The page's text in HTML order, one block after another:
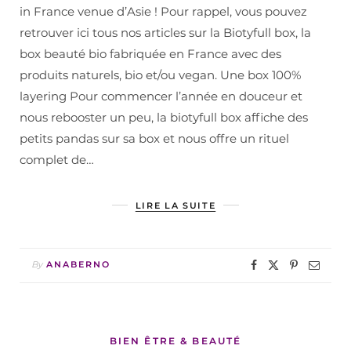
in France venue d’Asie ! Pour rappel, vous pouvez
retrouver ici tous nos articles sur la Biotyfull box, la
box beauté bio fabriquée en France avec des
produits naturels, bio et/ou vegan. Une box 100%
layering Pour commencer l’année en douceur et
nous rebooster un peu, la biotyfull box affiche des
petits pandas sur sa box et nous offre un rituel
complet de…
LIRE LA SUITE
By ANABERNO
BIEN ÊTRE & BEAUTÉ